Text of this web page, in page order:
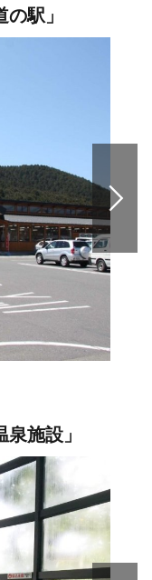
駅」
施設」